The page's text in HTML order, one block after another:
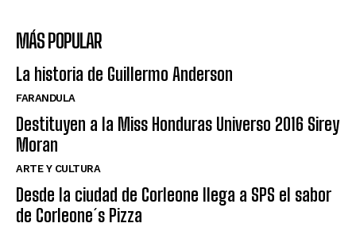
MÁS POPULAR
La historia de Guillermo Anderson
FARANDULA
Destituyen a la Miss Honduras Universo 2016 Sirey
Moran
ARTE Y CULTURA
Desde la ciudad de Corleone llega a SPS el sabor
de Corleone´s Pizza